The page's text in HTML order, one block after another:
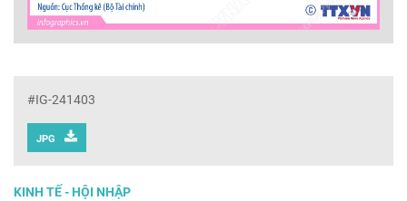
#IG-241403
JPG
KINH TẾ - HỘI NHẬP